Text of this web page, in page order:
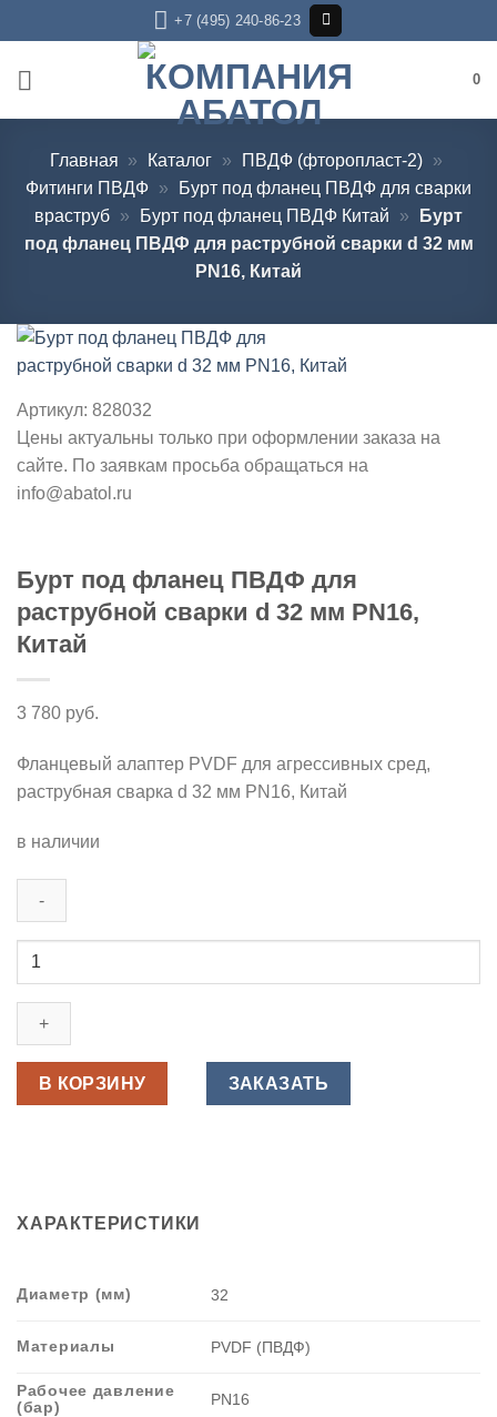
to
content
+7 (495) 240-86-23
0
Главная » Каталог » ПВДФ (фторопласт-2)
»
Фитинги ПВДФ »
Бурт под фланец ПВДФ для сварки
враструб » Бурт под фланец ПВДФ Китай »
Бурт
под фланец ПВДФ для раструбной сварки d 32 мм
PN16, Китай
Артикул: 828032
Цены актуальны только при оформлении заказа на
сайте. По заявкам просьба обращаться на
info@abatol.ru
Бурт под фланец ПВДФ для
раструбной сварки d 32 мм PN16,
Китай
3 780 руб.
Фланцевый алаптер PVDF для агрессивных сред,
раструбная сварка d 32 мм PN16, Китай
в наличии
Количество
Бурт
под
ПВДФ
для
мм
В КОРЗИНУ ЗАКАЗАТЬ
ХАРАКТЕРИСТИКИ
Диаметр (мм) 32
Материалы PVDF (ПВДФ)
Рабочее давление
(бар)
PN16